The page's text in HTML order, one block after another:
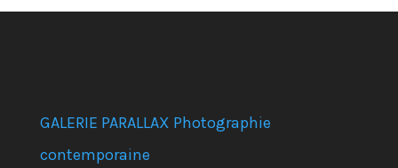
GALERIE PARALLAX Photographie
contemporaine